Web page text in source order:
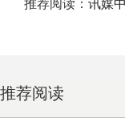
推荐阅读